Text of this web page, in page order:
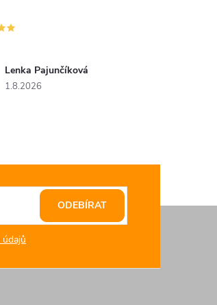
Lenka Pajunčíková
1.8.2026
ODEBÍRAT